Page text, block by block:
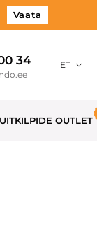
Vaata
34 ET
OUTLET